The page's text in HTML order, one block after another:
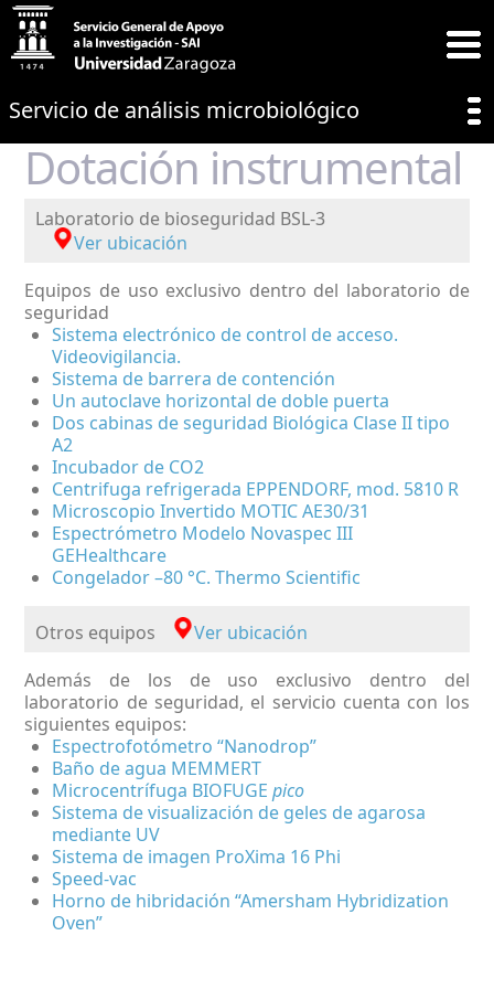
Servicio de análisis microbiológico
Dotación instrumental
Laboratorio de bioseguridad BSL-3
Ver ubicación
Equipos de uso exclusivo dentro del laboratorio de
seguridad
Sistema electrónico de control de acceso.
Videovigilancia.
Sistema de barrera de contención
Un autoclave horizontal de doble puerta
Dos cabinas de seguridad Biológica Clase II tipo
A2
Incubador de CO2
Centrifuga refrigerada EPPENDORF, mod. 5810 R
Microscopio Invertido MOTIC AE30/31
Espectrómetro Modelo Novaspec III
GEHealthcare
Congelador –80 °C. Thermo Scientific
Otros equipos
Ver ubicación
Además de los de uso exclusivo dentro del
laboratorio de seguridad, el servicio cuenta con los
siguientes equipos:
Espectrofotómetro “Nanodrop”
Baño de agua MEMMERT
Microcentrífuga BIOFUGEpico
Sistema de visualización de geles de agarosa
mediante UV
Sistema de imagen ProXima 16 Phi
Speed-vac
Horno de hibridación “Amersham Hybridization
Oven”